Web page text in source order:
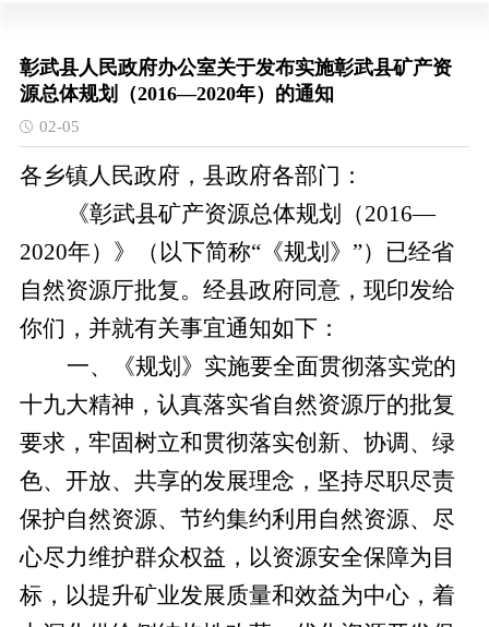
彰武县人民政府办公室关于发布实施彰武县矿产资
源总体规划（2016—2020年）的通知
02-05
各乡镇人民政府， 县政府各部门：
《彰武县矿产资源总体规划（2016—
2020年）》（以下简称“《规划 》”）已经省
自然资源厅批复。经县政府同意，现印发给
你们，并就有关事宜通知如下：
一、《规划》实施要全面贯彻落实党的
十九大精神，认真落实省自然资源厅的批复
要求，牢固树立和贯彻落实创新、协调、绿
色、开放、共享的发展理念，坚持尽职尽责
保护自然资源、节约集约利用自然资源、尽
心尽力维护群众权益，以资源安全保障为目
标，以提升矿业发展质量和效益为中心，着